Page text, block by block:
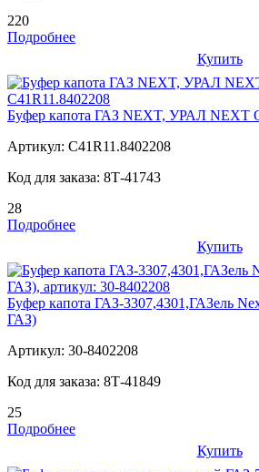
220
Подробнее
Купить
Буфер капота ГАЗ NEXT, УРАЛ
Артикул: С41R11.8402208
Код для заказа: 8Т-41743
28
Подробнее
Купить
Буфер капота ГАЗ-3307,4301,ГАЗель
ГАЗ)
Артикул: 30-8402208
Код для заказа: 8Т-41849
25
Подробнее
Купить